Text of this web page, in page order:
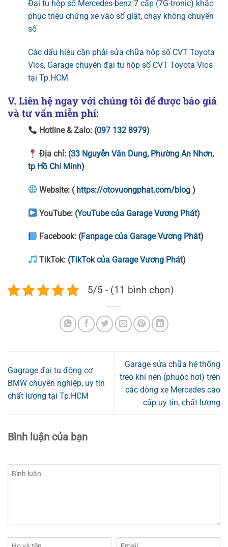
Đại tu hộp số Mercedes-benz 7 cấp (7G-tronic) khắc
phục triệu chứng xe vào số giật, chạy không chuyển
số
Các dấu hiệu cần phải sửa chữa hộp số CVT Toyota
Vios, Garage chuyên đại tu hộp số CVT Toyota Vios
tại Tp.HCM
V. Liên hệ ngay với chúng tôi để được báo giá
và tư vấn miễn phí:
Hotline & Zalo: (097 132 8979)
Địa chỉ: (33 Nguyễn Văn Dung, Phường An Nhơn,
tp Hồ Chí Minh)
Website: ( https://otovuongphat.com/blog )
YouTube: (YouTube của Garage Vương Phát)
Facebook: (Fanpage của Garage Vương Phát)
TikTok: (TikTok của Garage Vương Phát)
5/5 - (11 bình chọn)
Gagrage đại tu động cơ
BMW chuyên nghiệp, uy tín
chất lượng tại Tp.HCM
Garage sửa chữa hệ thống
treo khí nén (phuộc hơi) trên
các dòng xe Mercedes cao
cấp uy tín, chất lượng
Bình luận của bạn